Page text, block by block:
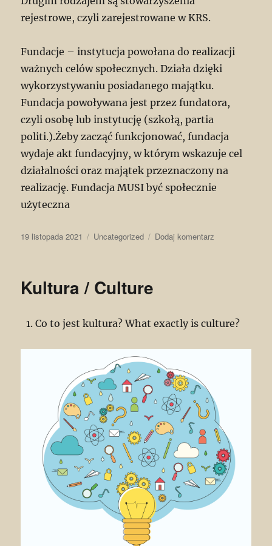
rejestrowe, czyli zarejestrowane w KRS.
Fundacje – instytucja powołana do realizacji
ważnych celów społecznych. Działa dzięki
wykorzystywaniu posiadanego majątku.
Fundacja powoływana jest przez fundatora,
czyli osobę lub instytucję (szkołą, partia
politi.).Żeby zacząć funkcjonować, fundacja
wydaje akt fundacyjny, w którym wskazuje cel
działalności oraz majątek przeznaczony na
realizację. Fundacja MUSI być społecznie
użyteczna
Data
19 listopada 2021 Kategorie
Uncategorized Dodaj komentarz
Kultura / Culture
Co to jest kultura? What exactly is culture?